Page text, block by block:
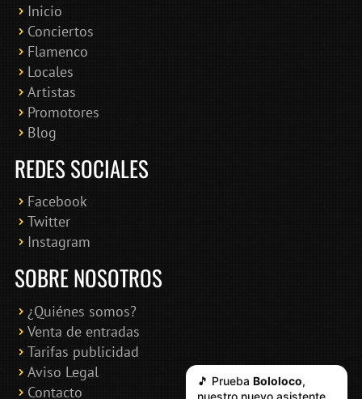
Inicio
Conciertos
Flamenco
Locales
Artistas
Promotores
Blog
REDES SOCIALES
Facebook
Twitter
Instagram
SOBRE NOSOTROS
¿Quiénes somos?
Venta de entradas
Tarifas publicidad
Aviso Legal
Contacto
🎵 Prueba Bololoco,
nuestro nuevo asistente